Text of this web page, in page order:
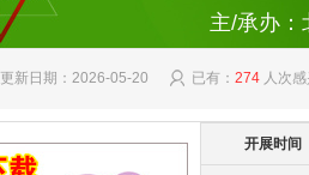
主/承办：
更新日期：2026-05-20 已有： 274 人次
开展时间